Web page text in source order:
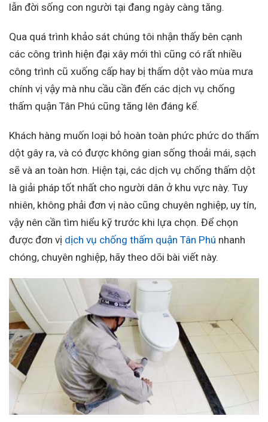
lẫn đời sống con người tại đang ngày càng tăng.
Qua quá trình khảo sát chúng tôi nhận thấy bên cạnh
các công trình hiện đại xây mới thì cũng có rất nhiều
công trình cũ xuống cấp hay bị thấm dột vào mùa mưa
chính vị vậy mà nhu cầu cần đến các dịch vụ chống
thấm quận Tân Phú cũng tăng lên đáng kể.
Khách hàng muốn loại bỏ hoàn toàn phức phức do thấm
dột gây ra, và có được không gian sống thoải mái, sạch
sẽ và an toàn hơn. Hiện tại, các dịch vụ chống thấm dột
là giải pháp tốt nhất cho người dân ở khu vực này. Tuy
nhiên, không phải đơn vị nào cũng chuyên nghiệp, uy tín,
vậy nên cần tìm hiểu kỹ trước khi lựa chọn. Để chọn
được đơn vị dịch vụ chống thấm quận Tân Phú nhanh
chóng, chuyên nghiệp, hãy theo dõi bài viết này.